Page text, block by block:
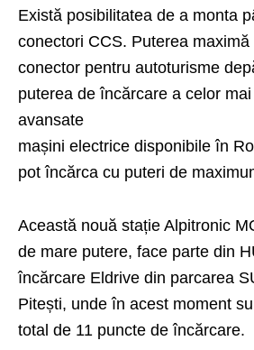
Există posibilitatea de a monta
conectori CCS. Puterea
conector pentru autoturisme
puterea de încărcare a celor
avansate
mașini electrice disponibile în
pot încărca cu puteri de
Această nouă stație Alpitronic
de mare putere, face parte din
încărcare Eldrive din parcarea
Pitești, unde în acest moment
total de 11 puncte de încărcare.